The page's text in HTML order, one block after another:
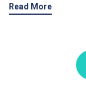
Read More